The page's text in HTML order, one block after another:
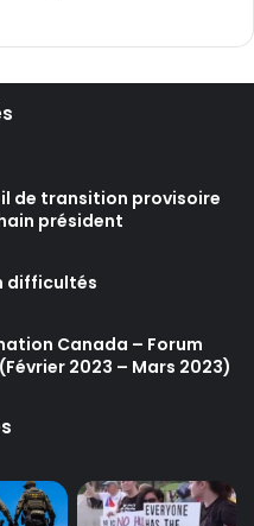
de transition provisoire
président
difficultés
Canada – Forum
2023 – Mars 2023)